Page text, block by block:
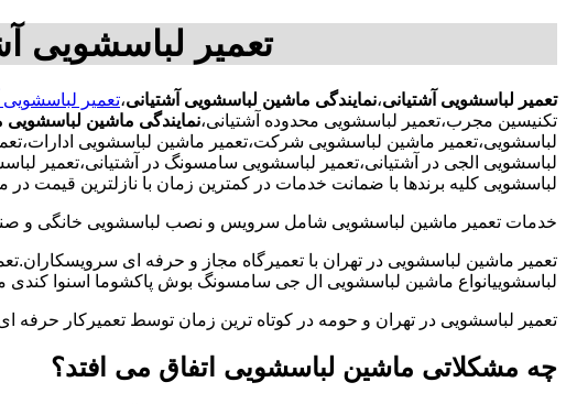
تعمیر لباسشویی
تعمیر لباسشویی آشتیانی،نمایندگی ماشین لباسشویی آشتیانی،تعمیر لباسشویی
تکنیسین مجرب،تعمیر لباسشویی محدوده آشتیانی،نمایندگی ماشین لباسشویی
لباسشویی،تعمیر ماشین لباسشویی شرکت،تعمیر ماشین لباسشویی
لباسشویی الجی در آشتیانی،تعمیر لباسشویی سامسونگ در آشتیانی،تعمیر
لباسشویی کلیه برندها با ضمانت خدمات در کمترین زمان با نازلترین قیمت
خدمات تعمیر ماشین لباسشویی شامل سرویس و نصب لباسشویی خانگی و
تعمیر ماشین لباسشویی در تهران با تعمیرگاه مجاز و حرفه ای
لباسشوییانواع ماشین لباسشویی ال جی سامسونگ بوش پاکشوما اسنوا کندی
تعمیر لباسشویی در تهران و حومه در کوتاه ترین زمان توسط تعمیرکار
چه مشکلاتی ماشین لباسشویی اتفاق می افتد؟